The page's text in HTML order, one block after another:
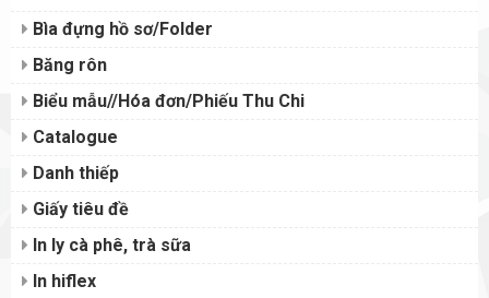
Bìa đựng hồ sơ/Folder
Băng rôn
Biểu mẫu//Hóa đơn/Phiếu Thu Chi
Catalogue
Danh thiếp
Giấy tiêu đề
In ly cà phê, trà sữa
In hiflex